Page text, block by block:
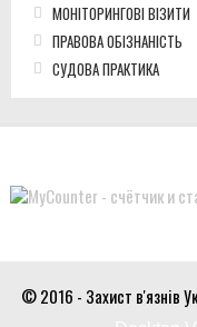
МОНІТОРИНГОВІ ВІЗИТИ
ПРАВОВА ОБІЗНАНІСТЬ
СУДОВА ПРАКТИКА
© 2016 - Захист в'язнів